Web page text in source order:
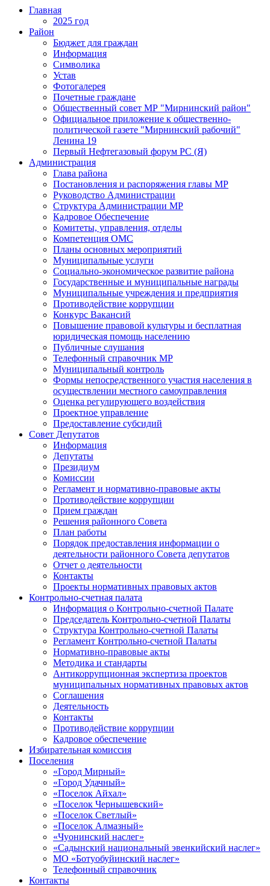
Главная
2025 год
Район
Бюджет для граждан
Информация
Символика
Устав
Фотогалерея
Почетные граждане
Общественный совет МР "Мирнинский район"
Официальное приложение к общественно-
политической газете "Мирнинский рабочий"
Ленина 19
Первый Нефтегазовый форум РС (Я)
Администрация
Глава района
Постановления и распоряжения главы МР
Руководство Администрации
Структура Администрации МР
Кадровое Обеспечение
Комитеты, управления, отделы
Компетенция ОМС
Планы основных мероприятий
Муниципальные услуги
Социально-экономическое развитие района
Государственные и муниципальные награды
Муниципальные учреждения и предприятия
Противодействие коррупции
Конкурс Вакансий
Повышение правовой культуры и бесплатная
юридическая помощь населению
Публичные слушания
Телефонный справочник МР
Муниципальный контроль
Формы непосредственного участия населения в
осуществлении местного самоуправления
Оценка регулирующего воздействия
Проектное управление
Предоставление субсидий
Совет Депутатов
Информация
Депутаты
Президиум
Комиссии
Регламент и нормативно-правовые акты
Противодействие коррупции
Прием граждан
Решения районного Совета
План работы
Порядок предоставления информации о
деятельности районного Совета депутатов
Отчет о деятельности
Контакты
Проекты нормативных правовых актов
Контрольно-счетная палата
Информация о Контрольно-счетной Палате
Председатель Контрольно-счетной Палаты
Структура Контрольно-счетной Палаты
Регламент Контрольно-счетной Палаты
Нормативно-правовые акты
Методика и стандарты
Антикоррупционная экспертиза проектов
муниципальных нормативных правовых актов
Соглашения
Деятельность
Контакты
Противодействие коррупции
Кадровое обеспечение
Избирательная комиссия
Поселения
«Город Мирный»
«Город Удачный»
«Поселок Айхал»
«Поселок Чернышевский»
«Поселок Светлый»
«Поселок Алмазный»
«Чуонинский наслег»
«Садынский национальный эвенкийский наслег»
МО «Ботуобуйинский наслег»
Телефонный справочник
Контакты